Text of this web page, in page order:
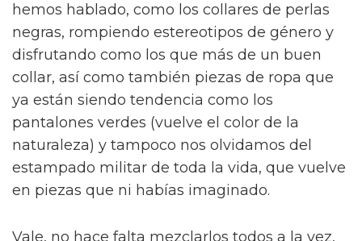
hemos hablado, como los collares de perlas
negras, rompiendo estereotipos de género y
disfrutando como los que más de un buen
collar, así como también piezas de ropa que
ya están siendo tendencia como los
pantalones verdes (vuelve el color de la
naturaleza) y tampoco nos olvidamos del
estampado militar de toda la vida, que vuelve
en piezas que ni habías imaginado.
Vale, no hace falta mezclarlos todos a la vez,